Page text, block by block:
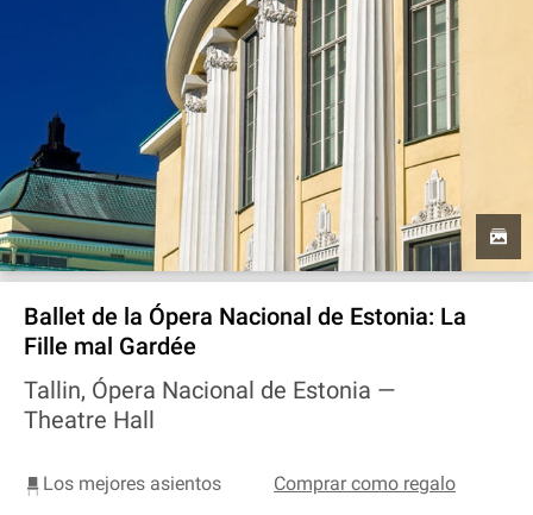
Ballet de la Ópera Nacional de Estonia: La
Fille mal Gardée
Tallin, Ópera Nacional de Estonia —
Theatre Hall
Los mejores asientos Comprar como regalo